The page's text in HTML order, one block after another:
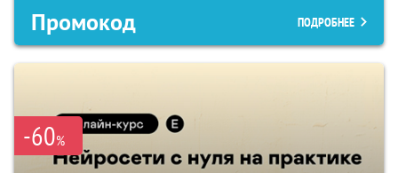
Промокод ПОДРОБНЕЕ
-60%